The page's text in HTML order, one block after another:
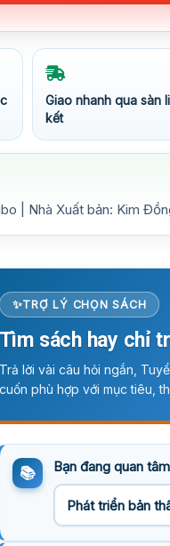
Giao nhanh qua sàn
kết
| Nhà Xuất bản: Kim
TRỢ LÝ CHỌN SÁCH
Tìm sách hay chỉ
Trả lời vài câu hỏi ngắn,
cuốn phù hợp với mục tiêu,
Bạn đang quan